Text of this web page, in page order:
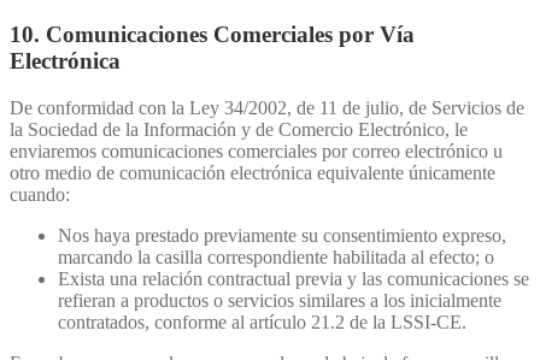
10. Comunicaciones Comerciales por Vía
Electrónica
De conformidad con la Ley 34/2002, de 11 de julio, de Servicios de
la Sociedad de la Información y de Comercio Electrónico, le
enviaremos comunicaciones comerciales por correo electrónico u
otro medio de comunicación electrónica equivalente únicamente
cuando:
Nos haya prestado previamente su consentimiento expreso,
marcando la casilla correspondiente habilitada al efecto; o
Exista una relación contractual previa y las comunicaciones se
refieran a productos o servicios similares a los inicialmente
contratados, conforme al artículo 21.2 de la LSSI-CE.